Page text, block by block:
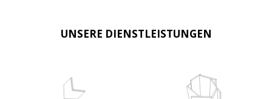
UNSERE DIENSTLEISTUNGEN